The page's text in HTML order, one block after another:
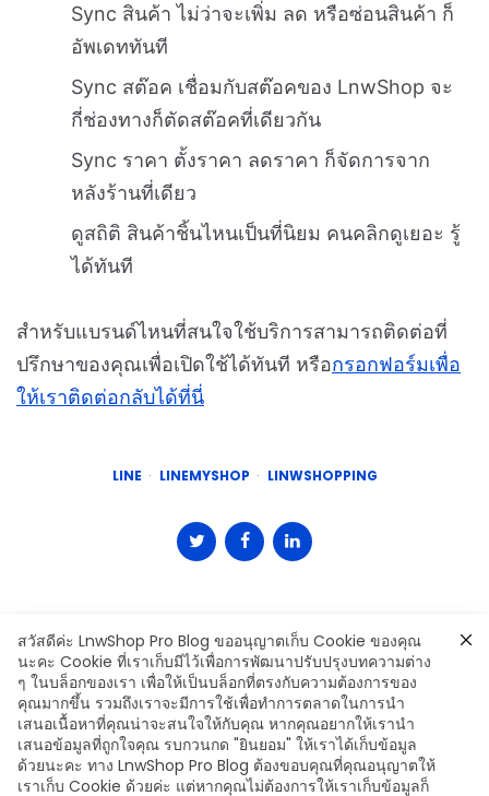
Sync สินค้า ไม่ว่าจะเพิ่ม ลด หรือซ่อนสินค้า ก็
อัพเดททันที
Sync สต๊อค เชื่อมกับสต๊อคของ LnwShop จะ
กี่ช่องทางก็ตัดสต๊อคที่เดียวกัน
Sync ราคา ตั้งราคา ลดราคา ก็จัดการจาก
หลังร้านที่เดียว
ดูสถิติ สินค้าชิ้นไหนเป็นที่นิยม คนคลิกดูเยอะ รู้
ได้ทันที
สำหรับแบรนด์ไหนที่สนใจใช้บริการสามารถติดต่อที่
ปรึกษาของคุณเพื่อเปิดใช้ได้ทันที หรือกรอกฟอร์มเพื่อ
ให้เราติดต่อกลับได้ที่นี่
LINE LINEMYSHOP LINWSHOPPING
Leave a Comment
สวัสดีค่ะ LnwShop Pro Blog ขออนุญาตเก็บ Cookie ของคุณ
นะคะ Cookie ที่เราเก็บมีไว้เพื่อการพัฒนาปรับปรุงบทความต่าง
ๆ ในบล็อกของเรา เพื่อให้เป็นบล็อกที่ตรงกับความต้องการของ
คุณมากขึ้น รวมถึงเราจะมีการใช้เพื่อทำการตลาดในการนำ
เสนอเนื้อหาที่คุณน่าจะสนใจให้กับคุณ หากคุณอยากให้เรานำ
เสนอข้อมูลที่ถูกใจคุณ รบกวนกด "ยินยอม" ให้เราได้เก็บข้อมูล
ด้วยนะคะ ทาง LnwShop Pro Blog ต้องขอบคุณที่คุณอนุญาตให้
เราเก็บ Cookie ด้วยค่ะ แต่หากคุณไม่ต้องการให้เราเก็บข้อมูลก็